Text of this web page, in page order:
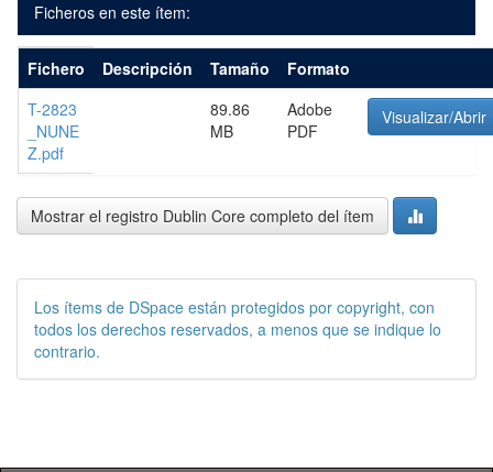
Ficheros en este ítem:
Fichero Descripción Tamaño
Formato
T-2823
_NUNE
Z.pdf
89.86
MB
Adobe
PDF
Visualizar/Abrir
Mostrar el registro Dublin Core completo del ítem
Los ítems de DSpace están protegidos por copyright, con
todos los derechos reservados, a menos que se indique lo
contrario.